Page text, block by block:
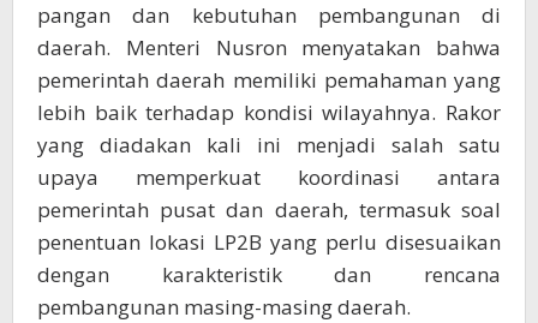
pangan dan kebutuhan pembangunan di
daerah. Menteri Nusron menyatakan bahwa
pemerintah daerah memiliki pemahaman yang
lebih baik terhadap kondisi wilayahnya. Rakor
yang diadakan kali ini menjadi salah satu
upaya memperkuat koordinasi antara
pemerintah pusat dan daerah, termasuk soal
penentuan lokasi LP2B yang perlu disesuaikan
dengan karakteristik dan rencana
pembangunan masing-masing daerah.